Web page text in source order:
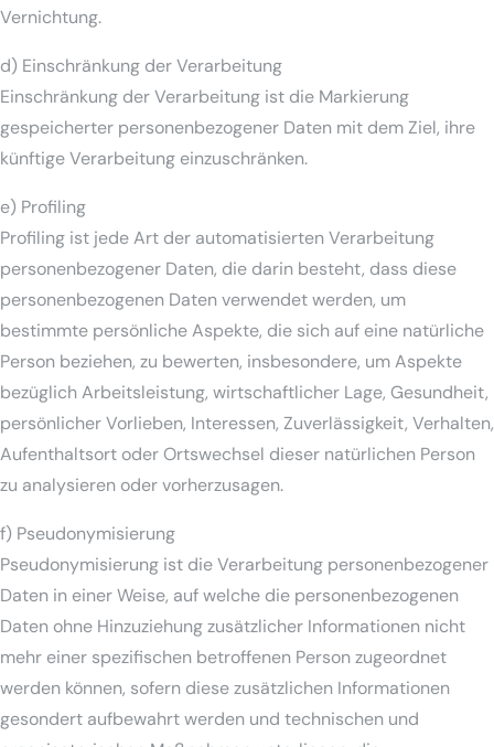
Vernichtung.
d) Einschränkung der Verarbeitung
Einschränkung der Verarbeitung ist die Markierung
gespeicherter personenbezogener Daten mit dem Ziel, ihre
künftige Verarbeitung einzuschränken.
e) Profiling
Profiling ist jede Art der automatisierten Verarbeitung
personenbezogener Daten, die darin besteht, dass diese
personenbezogenen Daten verwendet werden, um
bestimmte persönliche Aspekte, die sich auf eine natürliche
Person beziehen, zu bewerten, insbesondere, um Aspekte
bezüglich Arbeitsleistung, wirtschaftlicher Lage, Gesundheit,
persönlicher Vorlieben, Interessen, Zuverlässigkeit, Verhalten,
Aufenthaltsort oder Ortswechsel dieser natürlichen Person
zu analysieren oder vorherzusagen.
f) Pseudonymisierung
Pseudonymisierung ist die Verarbeitung personenbezogener
Daten in einer Weise, auf welche die personenbezogenen
Daten ohne Hinzuziehung zusätzlicher Informationen nicht
mehr einer spezifischen betroffenen Person zugeordnet
werden können, sofern diese zusätzlichen Informationen
gesondert aufbewahrt werden und technischen und